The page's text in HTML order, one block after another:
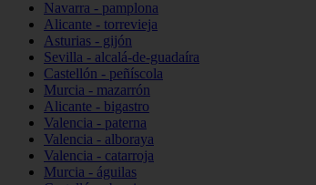
Navarra - pamplona
Alicante - torrevieja
Asturias - gijón
Sevilla - alcalá-de-guadaíra
Castellón - peñíscola
Murcia - mazarrón
Alicante - bigastro
Valencia - paterna
Valencia - alboraya
Valencia - catarroja
Murcia - águilas